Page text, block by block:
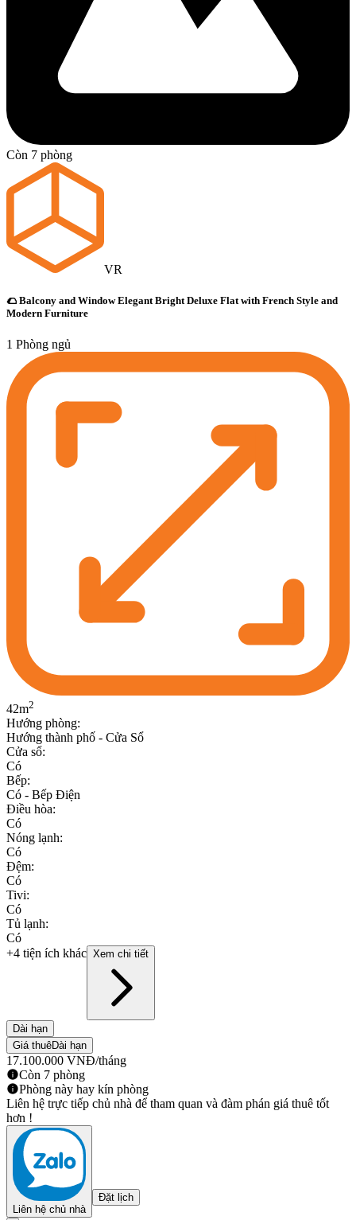
Còn 7 phòng
VR
🌮 Balcony and Window Elegant Bright Deluxe Flat with French Style and
Modern Furniture
1 Phòng ngủ
42m2
Hướng phòng:
Hướng thành phố - Cửa Sổ
Cửa sổ:
Có
Bếp:
Có - Bếp Điện
Điều hòa:
Có
Nóng lạnh:
Có
Đệm:
Có
Tivi:
Có
Tủ lạnh:
Có
+4 tiện ích khác Xem chi tiết
Dài hạn
Giá thuêDài hạn
17.100.000 VNĐ/tháng
Còn 7 phòng
Phòng này hay kín phòng
Liên hệ trực tiếp chủ nhà để tham quan và đàm phán giá thuê tốt
hơn !
Liên hệ chủ nhà
Đặt lịch